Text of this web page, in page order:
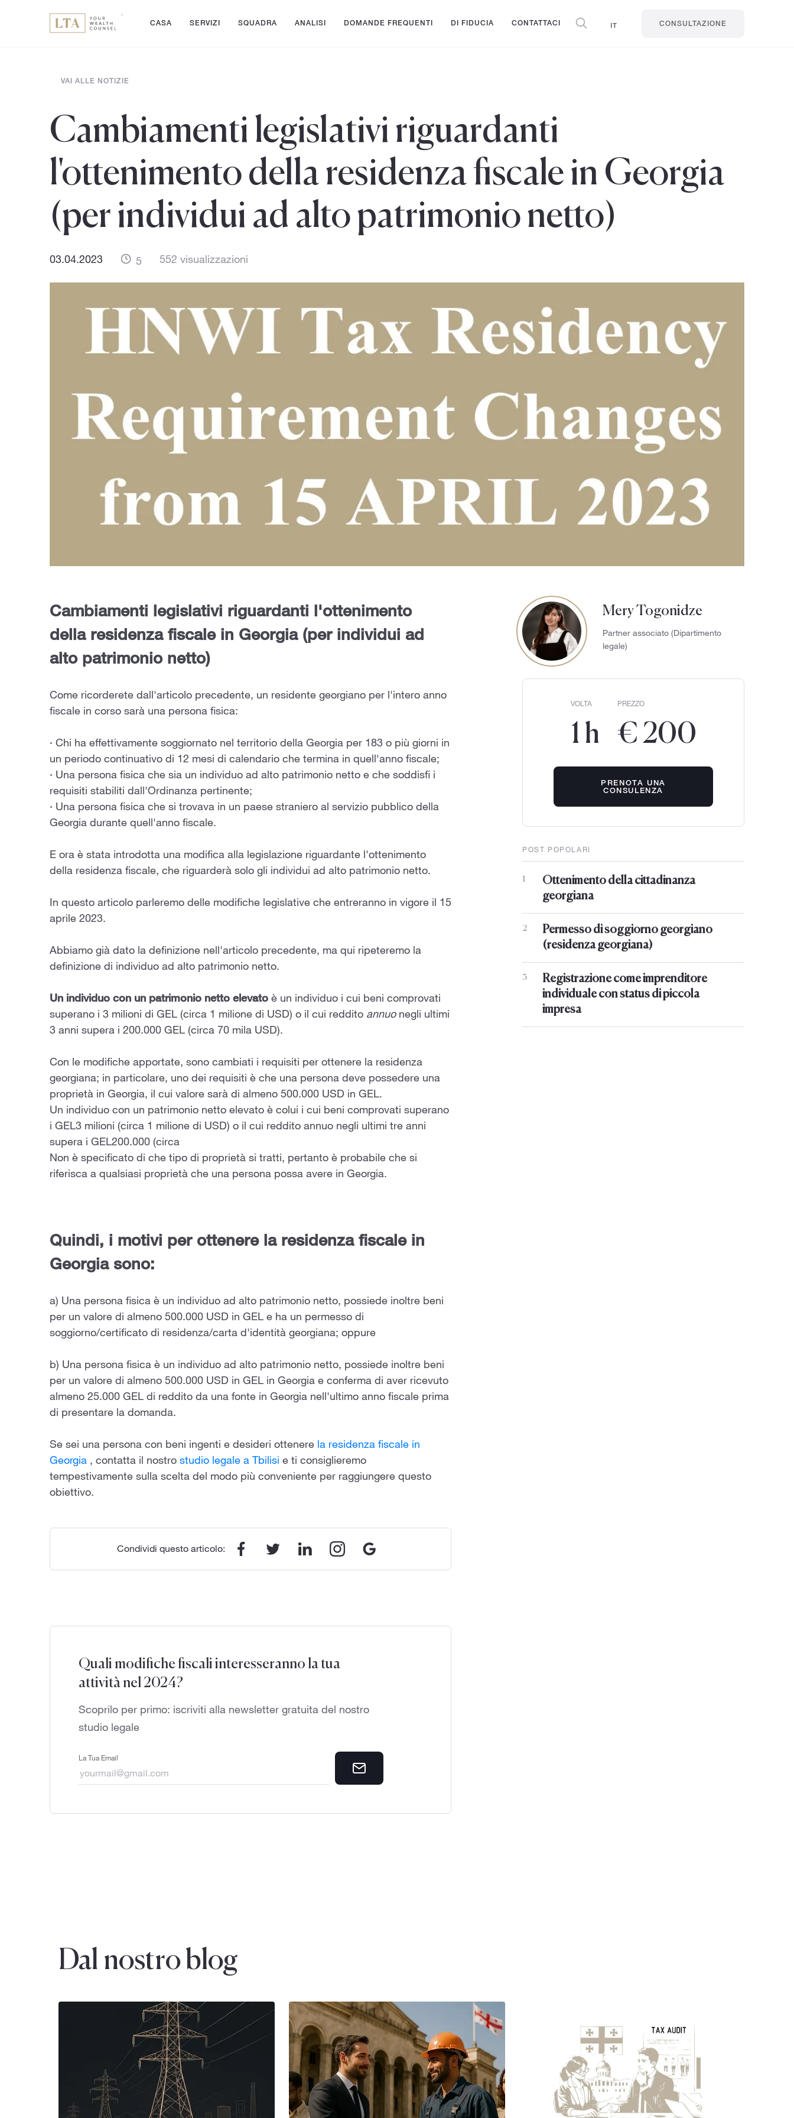
CASA SERVIZI SQUADRA ANALISI DOMANDE FREQUENTI DI FIDUCIA CONTATTACI IT CONSULTAZIONE
VAI ALLE NOTIZIE
Cambiamenti legislativi riguardanti
l'ottenimento della residenza fiscale in Georgia
(per individui ad alto patrimonio netto)
03.04.2023 5 552 visualizzazioni
Cambiamenti legislativi riguardanti l'ottenimento
della residenza fiscale in Georgia (per individui ad
alto patrimonio netto)
Come ricorderete dall'articolo precedente, un residente georgiano per l'intero anno
fiscale in corso sarà una persona fisica:
· Chi ha effettivamente soggiornato nel territorio della Georgia per 183 o più giorni in
un periodo continuativo di 12 mesi di calendario che termina in quell'anno fiscale;
· Una persona fisica che sia un individuo ad alto patrimonio netto e che soddisfi i
requisiti stabiliti dall'Ordinanza pertinente;
· Una persona fisica che si trovava in un paese straniero al servizio pubblico della
Georgia durante quell'anno fiscale.
E ora è stata introdotta una modifica alla legislazione riguardante l'ottenimento
della residenza fiscale, che riguarderà solo gli individui ad alto patrimonio netto.
In questo articolo parleremo delle modifiche legislative che entreranno in vigore il 15
aprile 2023.
Abbiamo già dato la definizione nell'articolo precedente, ma qui ripeteremo la
definizione di individuo ad alto patrimonio netto.
Un individuo con un patrimonio netto elevato è un individuo i cui beni comprovati
superano i 3 milioni di GEL (circa 1 milione di USD) o il cui reddito annuonegli ultimi
3 anni supera i 200.000 GEL (circa 70 mila USD).
Con le modifiche apportate, sono cambiati i requisiti per ottenere la residenza
georgiana; in particolare, uno dei requisiti è che una persona deve possedere una
proprietà in Georgia, il cui valore sarà di almeno 500.000 USD in GEL.
Un individuo con un patrimonio netto elevato è colui i cui beni comprovati superano
i GEL3 milioni (circa 1 milione di USD) o il cui reddito annuo negli ultimi tre anni
supera i GEL200.000 (circa
Non è specificato di che tipo di proprietà si tratti, pertanto è probabile che si
riferisca a qualsiasi proprietà che una persona possa avere in Georgia.
Quindi, i motivi per ottenere la residenza fiscale in
Georgia sono:
a) Una persona fisica è un individuo ad alto patrimonio netto, possiede inoltre beni
per un valore di almeno 500.000 USD in GEL e ha un permesso di
soggiorno/certificato di residenza/carta d'identità georgiana; oppure
b) Una persona fisica è un individuo ad alto patrimonio netto, possiede inoltre beni
per un valore di almeno 500.000 USD in GEL in Georgia e conferma di aver ricevuto
almeno 25.000 GEL di reddito da una fonte in Georgia nell'ultimo anno fiscale prima
di presentare la domanda.
Se sei una persona con beni ingenti e desideri ottenere la residenza fiscale in
Georgia , contatta il nostro studio legale a Tbilisi e ti consiglieremo
tempestivamente sulla scelta del modo più conveniente per raggiungere questo
obiettivo.
Condividi questo articolo:
Quali modifiche fiscali interesseranno la tua
attività nel 2024?
Scoprilo per primo: iscriviti alla newsletter gratuita del nostro
studio legale
La Tua Email
Mery Togonidze
Partner associato (Dipartimento
legale)
VOLTA
1 h
PREZZO
€ 200
PRENOTA UNA
CONSULENZA
POST POPOLARI
1
Ottenimento della cittadinanza
georgiana
2
Permesso di soggiorno georgiano
(residenza georgiana)
3
Registrazione come imprenditore
individuale con status di piccola
impresa
Dal nostro blog